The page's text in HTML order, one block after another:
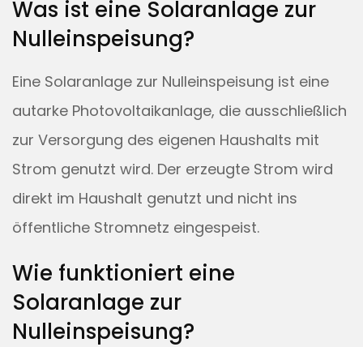
Was ist eine Solaranlage zur
Nulleinspeisung?
Eine Solaranlage zur Nulleinspeisung ist eine
autarke Photovoltaikanlage, die ausschließlich
zur Versorgung des eigenen Haushalts mit
Strom genutzt wird. Der erzeugte Strom wird
direkt im Haushalt genutzt und nicht ins
öffentliche Stromnetz eingespeist.
Wie funktioniert eine
Solaranlage zur
Nulleinspeisung?